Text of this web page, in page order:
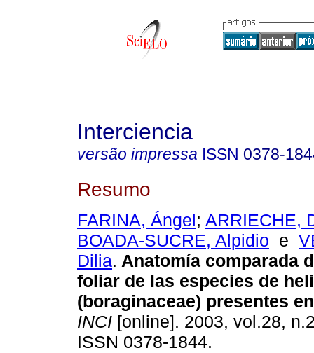
Interciencia
versão impressa ISSN 0378-
Resumo
FARINA, Ángel; ARRIECHE,
BOADA-SUCRE, Alpidio e
Dilia. Anatomía comparada
foliar de las especies de
(boraginaceae) presentes
INCI [online]. 2003, vol.28,
ISSN 0378-1844.